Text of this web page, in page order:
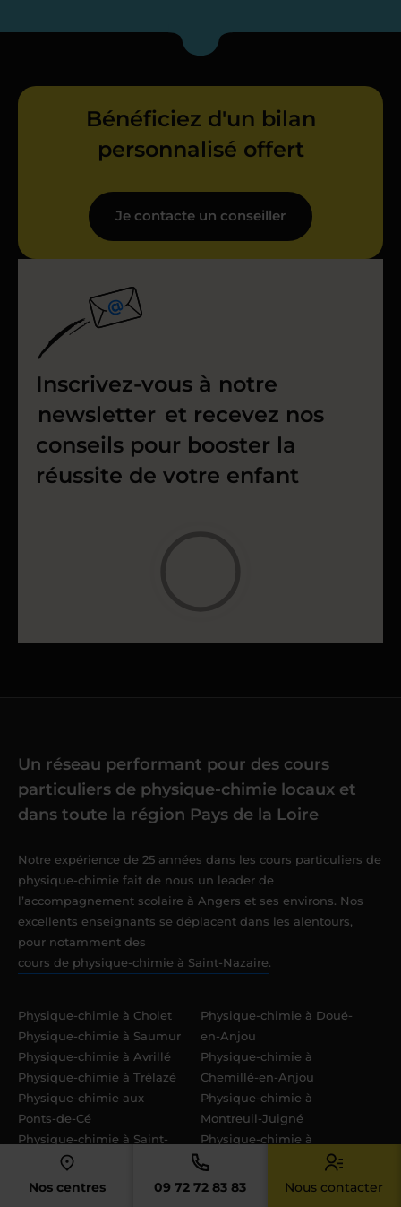
Nos centres 09 72 72 83 83 Nous contacter
Bénéficiez d'un bilan
personnalisé offert
Je contacte un conseiller
Inscrivez-vous à notre
newsletter et recevez nos
conseils pour booster la
réussite de votre enfant
Un réseau performant pour des cours
particuliers de physique-chimie locaux et
dans toute la région Pays de la Loire
Notre expérience de 25 années dans les cours particuliers de
physique-chimie fait de nous un leader de
l’accompagnement scolaire à Angers et ses environs. Nos
excellents enseignants se déplacent dans les alentours,
pour notamment des
cours de physique-chimie à Saint-Nazaire.
Physique-chimie à Cholet
Physique-chimie à Saumur
Physique-chimie à Avrillé
Physique-chimie à Trélazé
Physique-chimie aux
Ponts-de-Cé
Physique-chimie à Saint-
Barthélemy-d'Anjou
Physique-chimie à Doué-
en-Anjou
Physique-chimie à
Chemillé-en-Anjou
Physique-chimie à
Montreuil-Juigné
Physique-chimie à
Physique-chimie à